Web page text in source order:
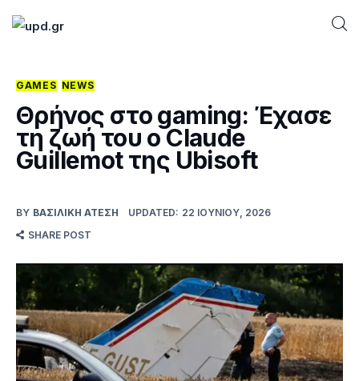
Home
News
Futuring
AI news
How To
Blog
GAMES NEWS
Θρήνος στο gaming: Έχασε
τη ζωή του ο Claude
Guillemot της Ubisoft
BY ΒΑΣΙΛΙΚΉ ΑΤΈΣΗ UPDATED: 22 ΙΟΥΝΊΟΥ, 2026
SHARE POST